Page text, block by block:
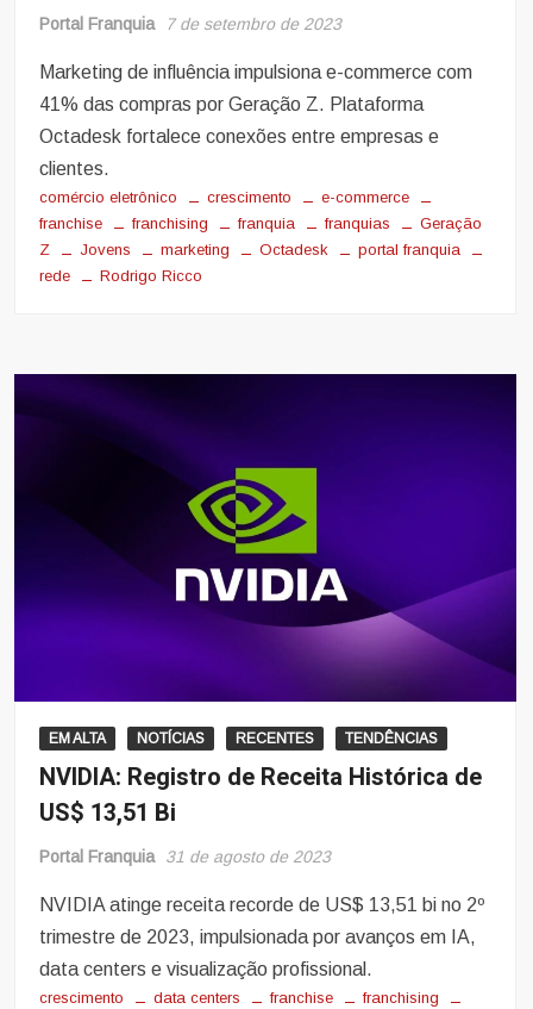
Portal Franquia 7 de setembro de 2023
Marketing de influência impulsiona e-commerce com
41% das compras por Geração Z. Plataforma
Octadesk fortalece conexões entre empresas e
clientes.
comércio eletrônico crescimento
e-commerce
franchise
franchising franquia franquias
Geração
Z
Jovens marketing Octadesk
portal franquia
rede
Rodrigo Ricco
EM ALTA NOTÍCIAS RECENTES TENDÊNCIAS
NVIDIA: Registro de Receita Histórica de
US$ 13,51 Bi
Portal Franquia 31 de agosto de 2023
NVIDIA atinge receita recorde de US$ 13,51 bi no 2º
trimestre de 2023, impulsionada por avanços em IA,
data centers e visualização profissional.
crescimento data centers franchise
franchising